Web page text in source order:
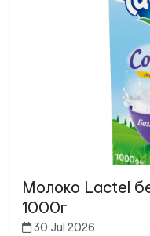
Молоко Lactel
1000г
30 Jul 2026